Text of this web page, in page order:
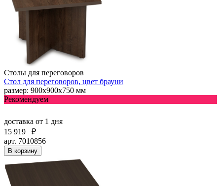
Столы для переговоров
Стол для переговоров, цвет брауни
размер: 900х900х750 мм
Рекомендуем
доставка от 1 дня
15 919
₽
арт. 7010856
В корзину